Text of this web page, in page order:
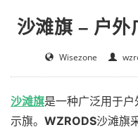
沙滩旗 – 户外
Wisezone
沙滩旗是一种广泛用于
示旗。 WZRODS沙滩旗